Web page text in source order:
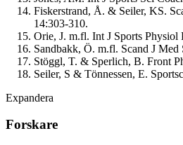
Fiskerstrand, Å. & Seiler, KS.
14:303-310.
Orie, J. m.fl. Int J Sports Physiol
Sandbakk, Ö. m.fl. Scand J Med
Stöggl, T. & Sperlich, B. Front
Seiler, S & Tönnessen, E.
Expandera
Forskare